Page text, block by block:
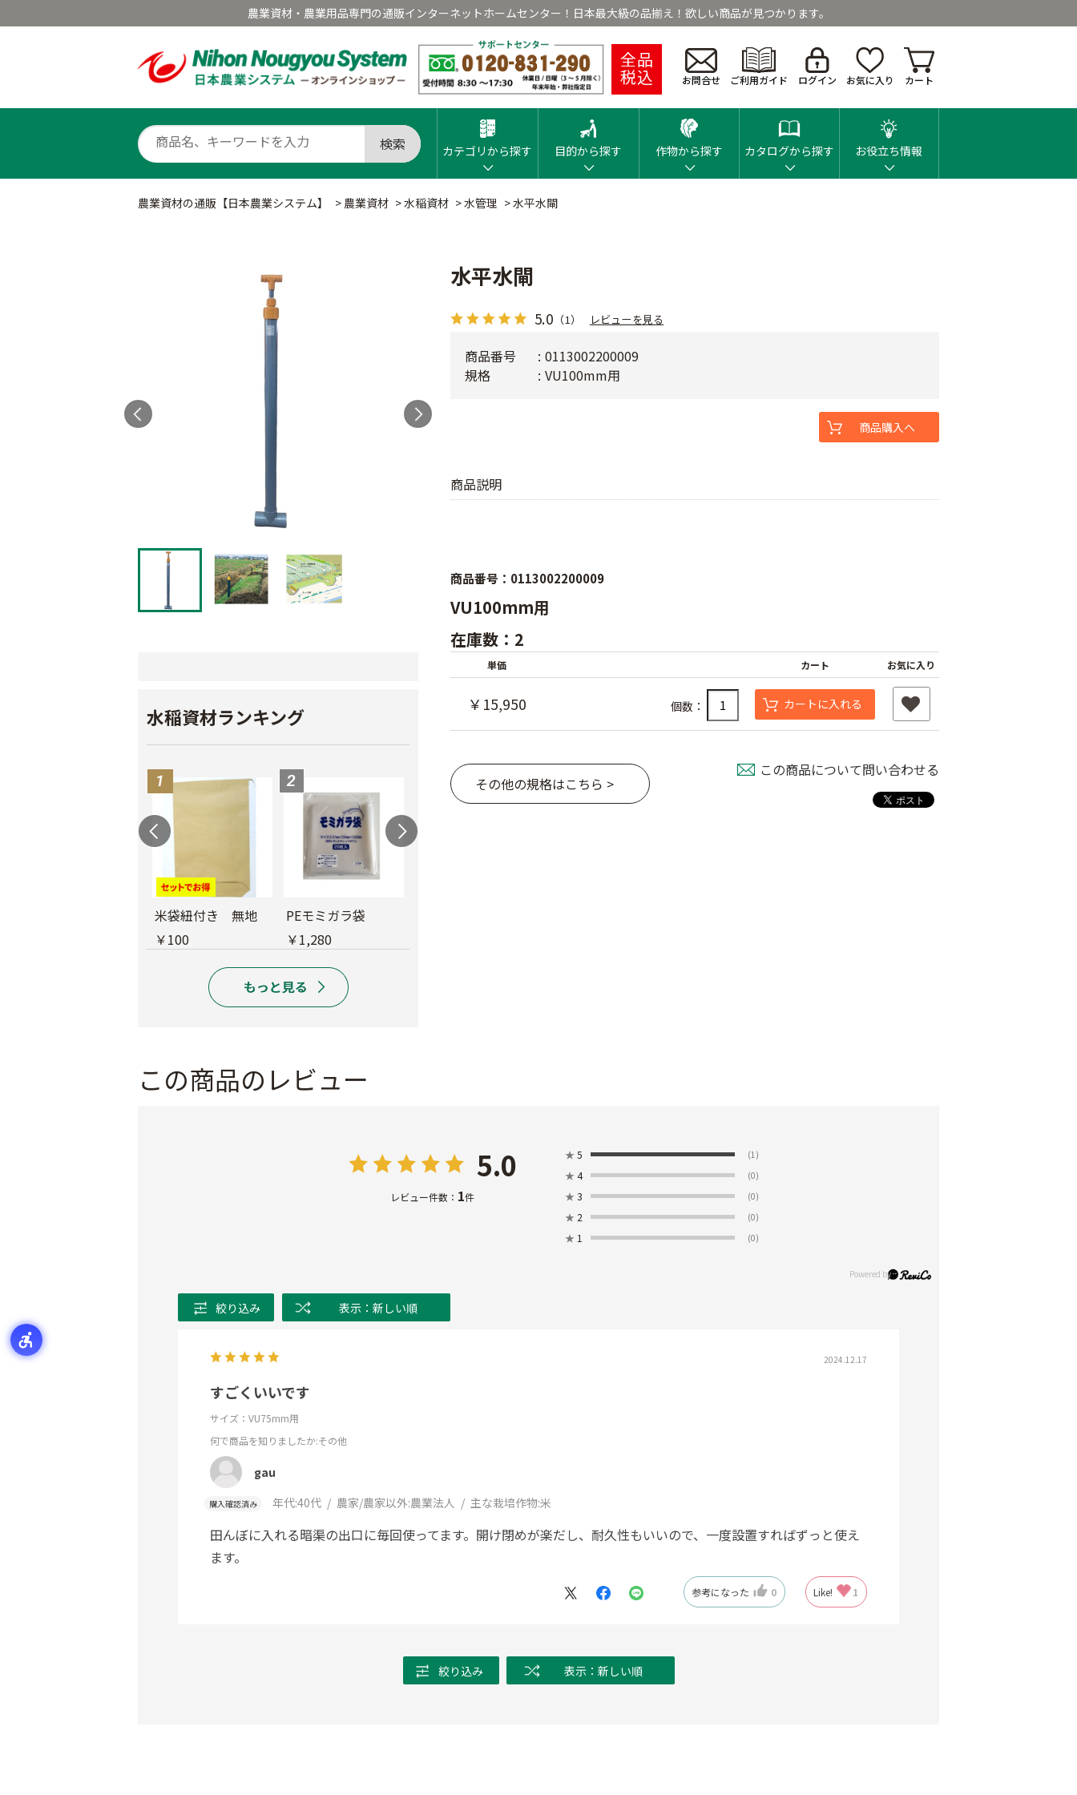
農業資材・農業用品専門の通販インターネットホームセンター！日本最大級の品揃え！欲しい商品が見つかります。
全品
税込 お問合せ ご利用ガイド ログイン お気に入り カート
検索 カテゴリから探す 目的から探す 作物から探す カタログから探す お役立ち情報
農業資材の通販【日本農業システム】 > 農業資材 >水稲資材 >水管理 >水平水閘
水稲資材ランキング
米袋紐付き 無地
￥100
PEモミガラ袋
￥1,280
水平水閘
5.0 （1） レビューを見る
商品説明
商品番号
0113002200009
規格
VU100mm用
商品購入へ
商品番号：0113002200009
VU100mm用
在庫数：2
単価 カート お気に入り
￥15,950 個数： カートに入れる
その他の規格はこちら >
この商品について問い合わせる
この商品のレビュー
5.0
レビュー件数： 1件
★ 5 (1)
★ 4 (0)
★ 3 (0)
★ 2 (0)
★ 1 (0)
絞り込み 表示：新しい順
2024.12.17
すごくいいです
サイズ：VU75mm用
何で商品を知りましたか:その他
gau
購入確認済み 年代:40代 農家/農家以外:農業法人 主な栽培作物:米
田んぼに入れる暗渠の出口に毎回使ってます。開け閉めが楽だし、耐久性もいいので、一度設置すればずっと使え
ます。
参考になった 0 Like! 1
絞り込み 表示：新しい順